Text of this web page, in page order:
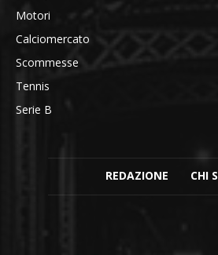
Motori
Calciomercato
Scommesse
Tennis
Serie B
REDAZIONE CHI